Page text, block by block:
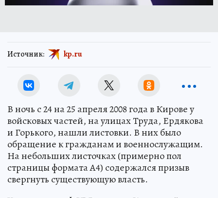
Источник: kp.ru
В ночь с 24 на 25 апреля 2008 года в Кирове у
войсковых частей, на улицах Труда, Ердякова
и Горького, нашли листовки. В них было
обращение к гражданам и военнослужащим.
На небольших листочках (примерно пол
страницы формата А4) содержался призыв
свергнуть существующую власть.